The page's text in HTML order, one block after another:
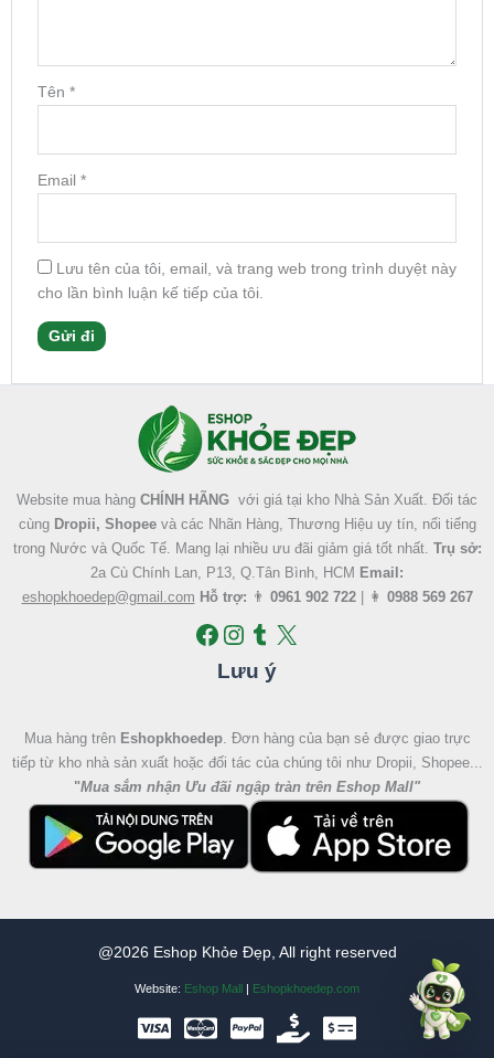
Tên *
Email *
Lưu tên của tôi, email, và trang web trong trình duyệt này
cho lần bình luận kế tiếp của tôi.
Website mua hàng CHÍNH HÃNG với giá tại kho Nhà Sản Xuất. Đối tác
cùng Dropii, Shopeevà các Nhãn Hàng, Thương Hiệu uy tín, nổi tiếng
trong Nước và Quốc Tế. Mang lại nhiều ưu đãi giảm giá tốt nhất. Trụ sở:
2a Cù Chính Lan, P13, Q.Tân Bình, HCM Email:
eshopkhoedep@gmail.com Hỗ trợ: 👨 0961 902 722| 👩 0988 569 267
Lưu ý
Mua hàng trên Eshopkhoedep. Đơn hàng của bạn sẻ được giao trực
tiếp từ kho nhà sản xuất hoặc đối tác của chúng tôi như Dropii, Shopee...
"Mua sắm nhận Ưu đãi ngập tràn trên Eshop Mall"
@2026 Eshop Khỏe Đẹp, All right reserved
Website: Eshop Mall | Eshopkhoedep.com